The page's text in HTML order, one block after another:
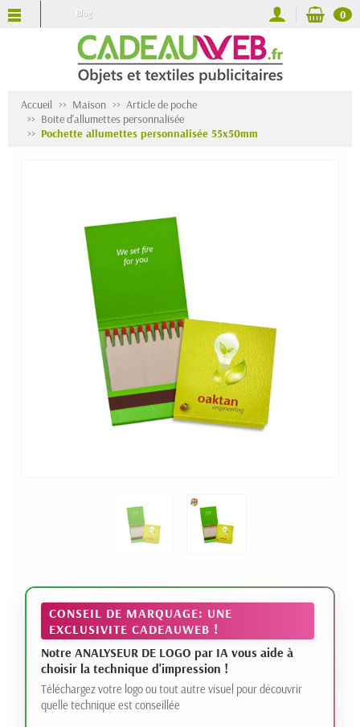
Blog 0
Accueil Maison
Article de poche
Boite d'allumettes personnalisée
Pochette allumettes personnalisée 55x50mm
CONSEIL DE MARQUAGE: UNE
EXCLUSIVITE CADEAUWEB !
Notre ANALYSEUR DE LOGO par IA vous aide à
choisir la technique d'impression !
Téléchargez votre logo ou tout autre visuel pour découvrir
quelle technique est conseillée